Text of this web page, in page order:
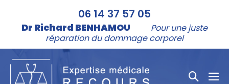
contenu
06 14 37 57 05
Dr Richard BENHAMOU
Pour une juste
réparation du dommage corporel